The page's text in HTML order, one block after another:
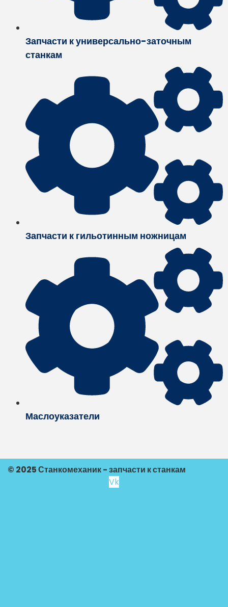
Запчасти к универсально-заточным
станкам
Запчасти к гильотинным ножницам
Маслоуказатели
© 2025 Станкомеханик - запчасти к станкам
Vk